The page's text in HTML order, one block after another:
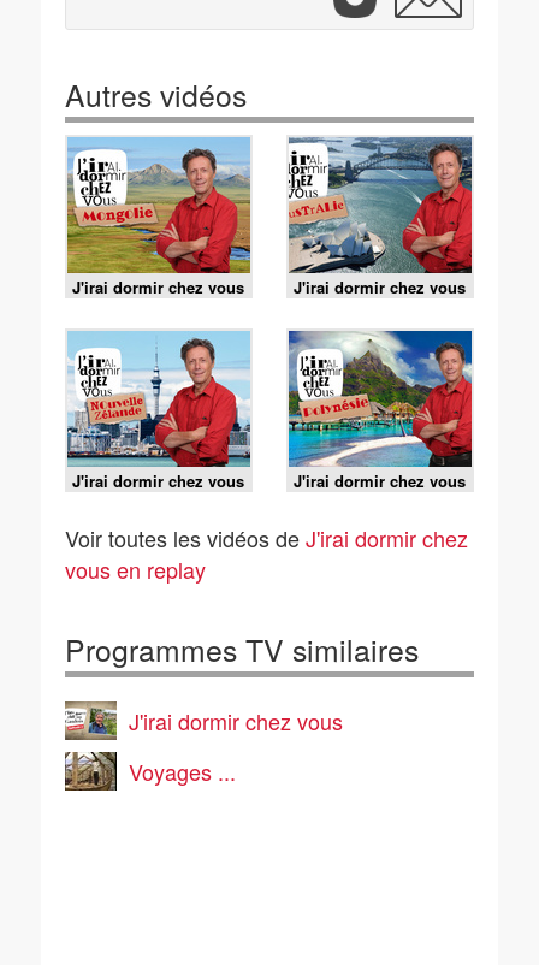
Autres vidéos
J'irai dormir chez vous
- S4E5 - Mongolie
J'irai dormir chez vous
- S1E4 - Australie
J'irai dormir chez vous
- S3E5 - Nouvelle-
J'irai dormir chez vous
- S3E6 - Polynésie
Voir toutes les vidéos deJ'irai dormir chez
vous en replay
Programmes TV similaires
J'irai dormir chez vous
Voyages ...